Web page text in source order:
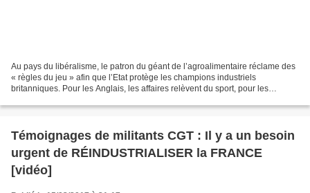
Au pays du libéralisme, le patron du géant de l’agroalimentaire réclame des
« règles du jeu » afin que l’Etat protège les champions industriels
britanniques. Pour les Anglais, les affaires relèvent du sport, pour les
Témoignages de militants CGT : Il y a un besoin
urgent de RÉINDUSTRIALISER la FRANCE
[vidéo]